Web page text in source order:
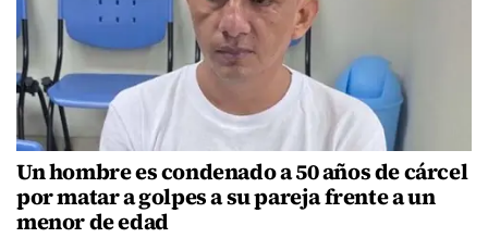
Un hombre es condenado a 50 años de cárcel
por matar a golpes a su pareja frente a un
menor de edad